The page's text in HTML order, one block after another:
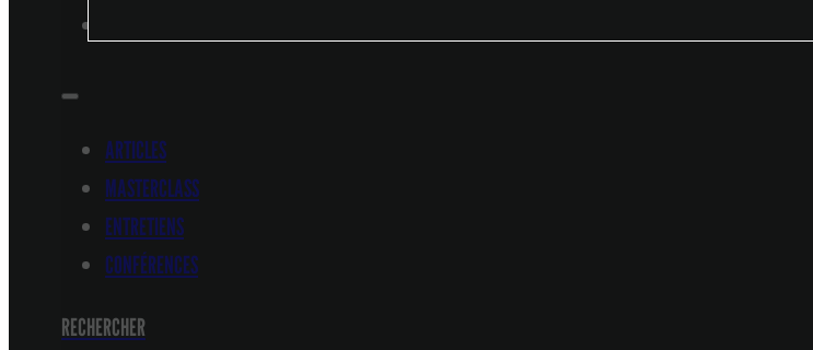
ARTICLES
MASTERCLASS
ENTRETIENS
CONFÉRENCES
RECHERCHER